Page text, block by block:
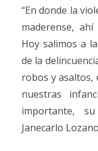
“En donde la
maderense,
Hoy salimos a
de la
robos y asaltos,
nuestras
importante,
Janecarlo